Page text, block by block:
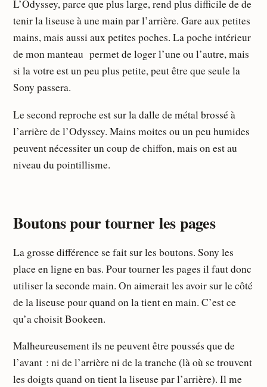
L’Odyssey, parce que plus large, rend plus difficile de de
tenir la liseuse à une main par l’arrière. Gare aux petites
mains, mais aussi aux petites poches. La poche intérieur
de mon manteau permet de loger l’une ou l’autre, mais
si la votre est un peu plus petite, peut être que seule la
Sony passera.
Le second reproche est sur la dalle de métal brossé à
l’arrière de l’Odyssey. Mains moites ou un peu humides
peuvent nécessiter un coup de chiffon, mais on est au
niveau du pointillisme.
Boutons pour tourner les pages
La grosse différence se fait sur les boutons. Sony les
place en ligne en bas. Pour tourner les pages il faut donc
utiliser la seconde main. On aimerait les avoir sur le côté
de la liseuse pour quand on la tient en main. C’est ce
qu’a choisit Bookeen.
Malheureusement ils ne peuvent être poussés que de
l’avant : ni de l’arrière ni de la tranche (là où se trouvent
les doigts quand on tient la liseuse par l’arrière). Il me